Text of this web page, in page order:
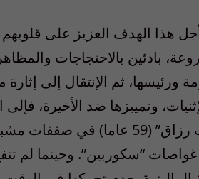
هذا الهدف العزيز على
بادئين بالاحتجاجات
ورئيسها، ثم الإنتقال إلى
وتمييزها ضد الأخيرة،
“نجيب رزاق” (59 عاما)
“سكوربين”. وحينما لم